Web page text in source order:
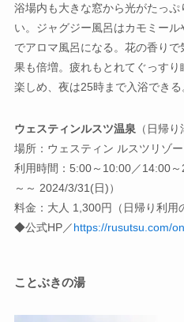
浴場内も大きな窓から光がたっ
い。ジャグジー風呂はカモミー
でアロマ風呂になる。花の香り
果も倍増。疲れもとれてぐっす
楽しめ、夜は25時まで入浴できる
ウェスティンルスツ温泉 （日帰り
場所：ウェスティン ルスツリゾ
利用時間：5:00～10:00／14:00
～～ 2024/3/31(日)）
料金：大人 1,300円（日帰り利用
◆公式HP／https://rusutsu.com/
ことぶきの湯